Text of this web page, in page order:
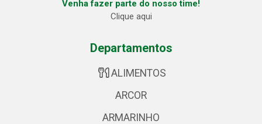
Venha fazer parte do nosso time!
Clique aqui
Departamentos
ALIMENTOS
ARCOR
ARMARINHO